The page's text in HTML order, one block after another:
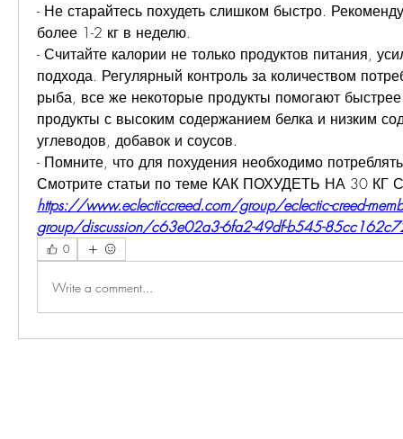
- Не старайтесь похудеть слишком быстро.
более 1-2 кг в неделю.
- Считайте калории не только продуктов питания,
подхода. Регулярный контроль за количеством
рыба, все же некоторые продукты помогают быстрее
продукты с высоким содержанием белка и низким
углеводов, добавок и соусов.
- Помните, что для похудения необходимо
Смотрите статьи по теме КАК ПОХУДЕТЬ НА 30
https://www.eclecticcreed.com/group/eclectic-creed-
group/discussion/c63e02a3-6fa2-49df-b545-
0
Write a comment...